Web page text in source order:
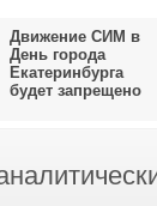
Движение СИМ в
День города
Екатеринбурга
будет запрещено